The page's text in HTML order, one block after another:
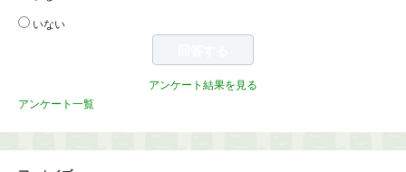
いない
アンケート結果を見る
アンケート一覧